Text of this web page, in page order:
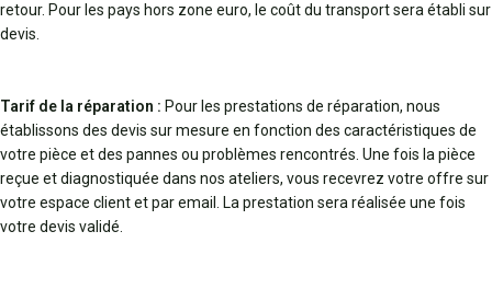
retour. Pour les pays hors zone euro, le coût du transport sera établi sur
devis.
Tarif de la réparation : Pour les prestations de réparation, nous
établissons des devis sur mesure en fonction des caractéristiques de
votre pièce et des pannes ou problèmes rencontrés. Une fois la pièce
reçue et diagnostiquée dans nos ateliers, vous recevrez votre offre sur
votre espace client et par email. La prestation sera réalisée une fois
votre devis validé.